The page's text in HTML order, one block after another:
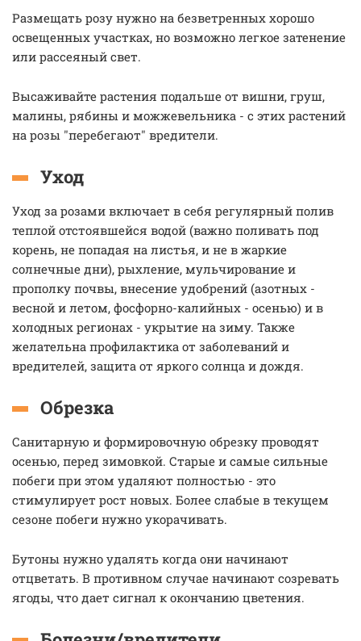
Размещать розу нужно на безветренных хорошо
освещенных участках, но возможно легкое затенение
или рассеяный свет.
Высаживайте растения подальше от вишни, груш,
малины, рябины и можжевельника - с этих растений
на розы "перебегают" вредители.
Уход
Уход за розами включает в себя регулярный полив
теплой отстоявшейся водой (важно поливать под
корень, не попадая на листья, и не в жаркие
солнечные дни), рыхление, мульчирование и
прополку почвы, внесение удобрений (азотных -
весной и летом, фосфорно-калийных - осенью) и в
холодных регионах - укрытие на зиму. Также
желательна профилактика от заболеваний и
вредителей, защита от яркого солнца и дождя.
Обрезка
Санитарную и формировочную обрезку проводят
осенью, перед зимовкой. Старые и самые сильные
побеги при этом удаляют полностью - это
стимулирует рост новых. Более слабые в текущем
сезоне побеги нужно укорачивать.
Бутоны нужно удалять когда они начинают
отцветать. В противном случае начинают созревать
ягоды, что дает сигнал к окончанию цветения.